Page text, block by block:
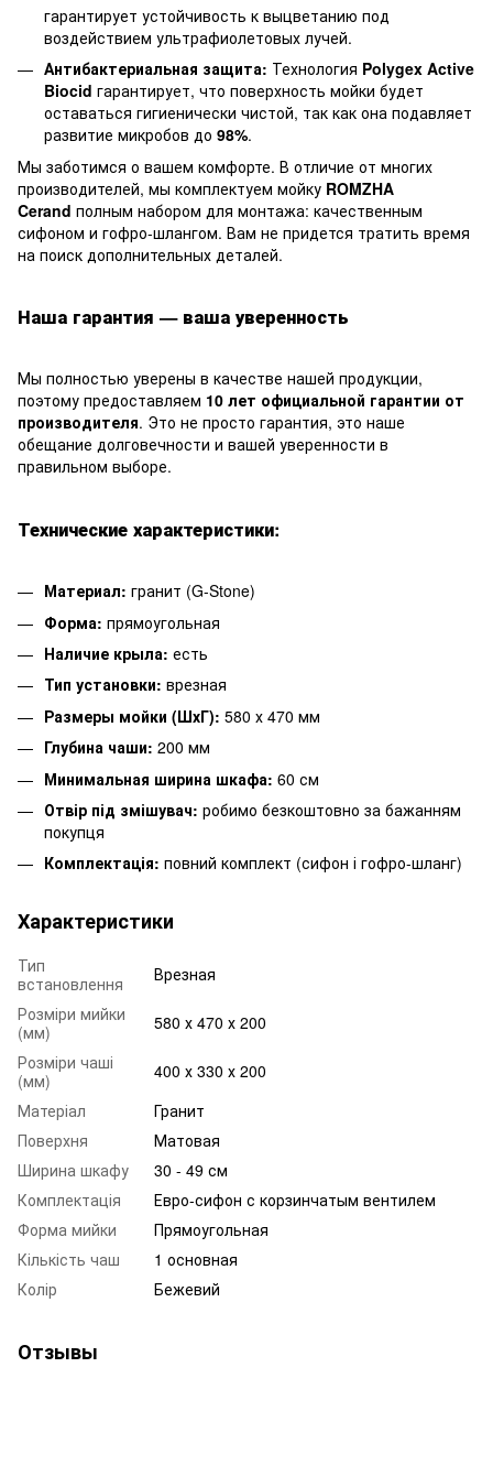
гарантирует устойчивость к выцветанию под
воздействием ультрафиолетовых лучей.
Антибактериальная защита: Технология Polygex Active
Biocid гарантирует, что поверхность мойки будет
оставаться гигиенически чистой, так как она подавляет
развитие микробов до 98%.
Мы заботимся о вашем комфорте. В отличие от многих
производителей, мы комплектуем мойку ROMZHA
Cerand полным набором для монтажа: качественным
сифоном и гофро-шлангом. Вам не придется тратить время
на поиск дополнительных деталей.
Наша гарантия — ваша уверенность
Мы полностью уверены в качестве нашей продукции,
поэтому предоставляем 10 лет официальной гарантии от
производителя. Это не просто гарантия, это наше
обещание долговечности и вашей уверенности в
правильном выборе.
Технические характеристики:
Материал: гранит (G-Stone)
Форма: прямоугольная
Наличие крыла: есть
Тип установки: врезная
Размеры мойки (ШхГ): 580 х 470 мм
Глубина чаши: 200 мм
Минимальная ширина шкафа: 60 см
Отвір під змішувач: робимо безкоштовно за бажанням
покупця
Комплектація: повний комплект (сифон і гофро-шланг)
Характеристики
Тип
встановлення
Врезная
Розміри мийки
(мм)
580 х 470 х 200
Розміри чаші
(мм)
400 х 330 х 200
Матеріал
Гранит
Поверхня
Матовая
Ширина шкафу
30 - 49 см
Комплектація
Евро-сифон с корзинчатым вентилем
Форма мийки
Прямоугольная
Кількість чаш
1 основная
Колір
Бежевий
Отзывы